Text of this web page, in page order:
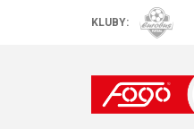
KLUBY: